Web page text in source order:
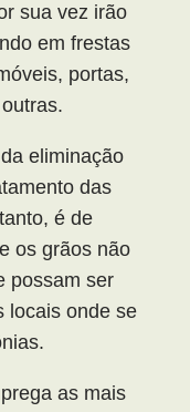
sua vez irão
em frestas
portas,
eliminação
das
é de
os grãos não
possam ser
locais onde se
as mais